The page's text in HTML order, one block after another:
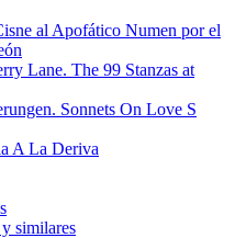
al Apofático Numen por el
Lane. The 99 Stanzas at
Sonnets On Love S
A La Deriva
similares